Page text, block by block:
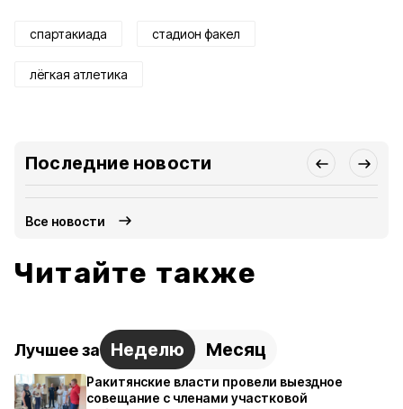
спартакиада стадион факел
лёгкая атлетика
Последние новости
Все новости
Читайте также
Лучшее за Неделю Месяц
Ракитянские власти провели выездное
совещание с членами участковой